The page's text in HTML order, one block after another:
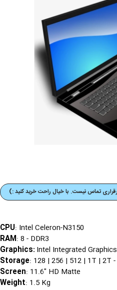
تماس نیست. با خیال راحت خرید کنید :)
CPU: Intel Celeron-N3150
RAM: 8 - DDR3
Graphics: Intel Integrated Graphics
Storage: 128 | 256 | 512 | 1T | 2T -
Screen: 11.6" HD Matte
Weight: 1.5 Kg